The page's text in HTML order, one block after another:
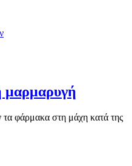
μαρμαρυγή
φάρμακα στη μάχη κατά της